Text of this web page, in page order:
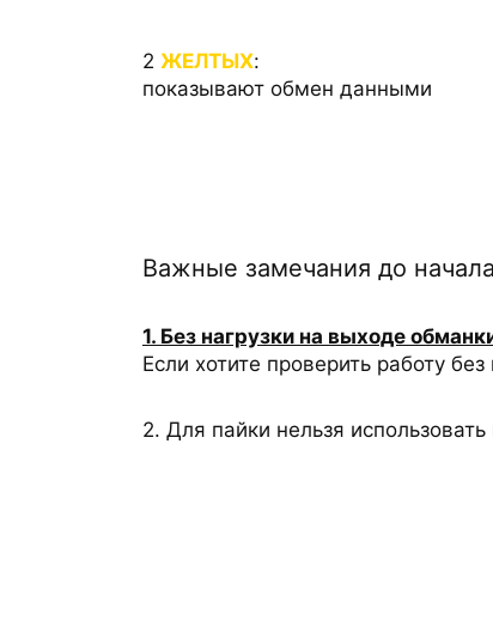
2 ЖЕЛТЫХ:
показывают обмен данными
Важные замечания до
1. Без нагрузки на выходе
Если хотите проверить работу
2. Для пайки нельзя